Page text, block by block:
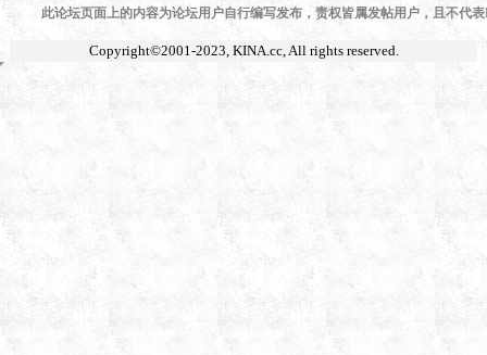
此论坛页面上的内容为论坛用户自行编写发布，责权皆属发帖用户，且不代
Copyright©2001-2023, KINA.cc, All rights reserved.